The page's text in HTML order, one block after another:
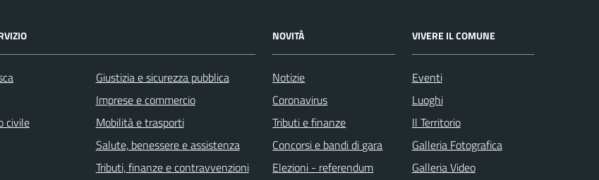
civile
Giustizia e sicurezza pubblica
Imprese e commercio
Mobilità e trasporti
Salute, benessere e assistenza
Tributi, finanze e contravvenzioni
NOVITÀ
Notizie
Coronavirus
Tributi e finanze
Concorsi e bandi di gara
Elezioni - referendum
VIVERE IL COMUNE
Eventi
Luoghi
Il Territorio
Galleria Fotografica
Galleria Video